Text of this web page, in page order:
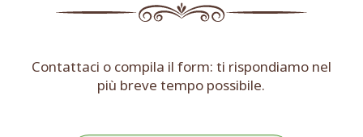
Contattaci o compila il form: ti rispondiamo nel
più breve tempo possibile.